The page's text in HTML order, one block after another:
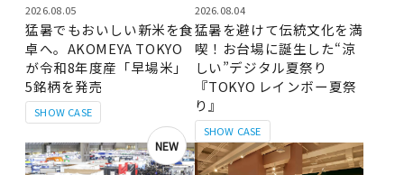
SHOW CASE
2026.08.05
猛暑でもおいしい新米を食
卓へ。AKOMEYA TOKYO
が令和8年度産「早場米」
5銘柄を発売
SHOW CASE
2026.08.04
猛暑を避けて伝統文化を満
喫！お台場に誕生した“涼
しい”デジタル夏祭り
『TOKYO レインボー夏祭
り』
NEW